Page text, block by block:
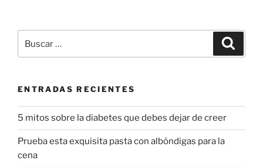
por:
ENTRADAS RECIENTES
5 mitos sobre la diabetes que debes dejar de creer
Prueba esta exquisita pasta con albóndigas para la
cena